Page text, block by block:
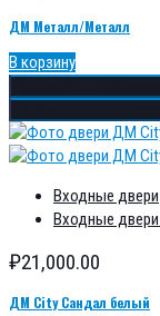
ДМ Металл/Металл
В корзину
Входные двери
Входные
₽21,000.00
ДМ City Сандал белый